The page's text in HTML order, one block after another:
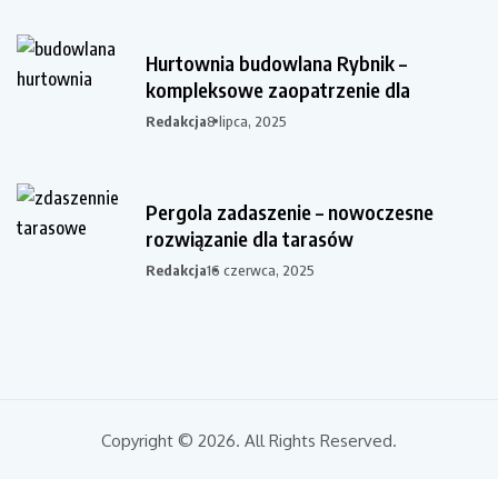
Hurtownia budowlana Rybnik –
kompleksowe zaopatrzenie dla
Redakcja8 lipca, 2025
Pergola zadaszenie – nowoczesne
rozwiązanie dla tarasów
Redakcja16 czerwca, 2025
Copyright © 2026. All Rights Reserved.